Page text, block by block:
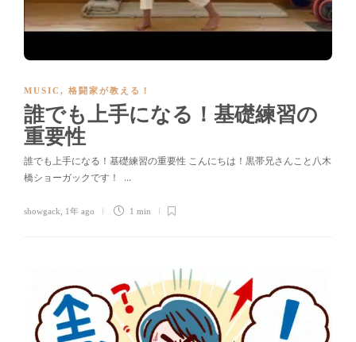
MUSIC , 格闘家が教える！
誰でも上手になる！基礎練習の
重要性
誰でも上手になる！基礎練習の重要性 こんにちは！黒帯兄さんこと八木
橋ショーガックです！ …
showgack 1年 ago 1 min